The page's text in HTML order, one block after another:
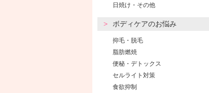
日焼け・その他
ボディケアのお悩み
抑毛・脱毛
脂肪燃焼
便秘・デトックス
セルライト対策
食欲抑制